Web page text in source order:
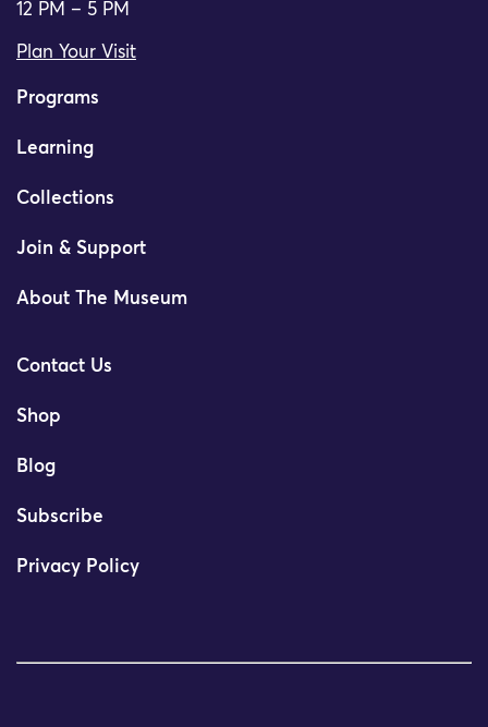
12 PM – 5 PM
Plan Your Visit
Programs
Learning
Collections
Join & Support
About The Museum
Contact Us
Shop
Blog
Subscribe
Privacy Policy